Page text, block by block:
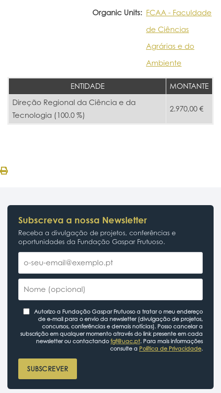
Organic Units: FCAA - Faculdade
de Ciências
Agrárias e do
Ambiente
ENTIDADE
MONTANTE
Direção Regional da Ciência e da
Tecnologia (100.0 %)
2.970,00 €
Subscreva a nossa Newsletter
Receba a divulgação de projetos, conferências e
oportunidades da Fundação Gaspar Frutuoso.
Autorizo a Fundação Gaspar Frutuoso a tratar o meu endereço
de e-mail para o envio da newsletter (divulgação de projetos,
concursos, conferências e demais notícias). Posso cancelar a
subscrição em qualquer momento através do link presente em cada
newsletter ou contactando fgf@uac.pt. Para mais informações
consulte a Política de Privacidade.
SUBSCREVER